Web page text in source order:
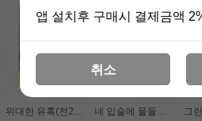
위대한 유혹(전2권세트) - 이지연
네 입술에 물들어(전2권세트) - 아리킴
앱 설치후 구매시 결제금액
취소